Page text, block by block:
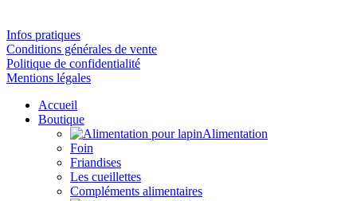
Infos pratiques
Conditions générales de vente
Politique de confidentialité
Mentions légales
Accueil
Boutique
Alimentation
Foin
Friandises
Les cueillettes
Compléments alimentaires